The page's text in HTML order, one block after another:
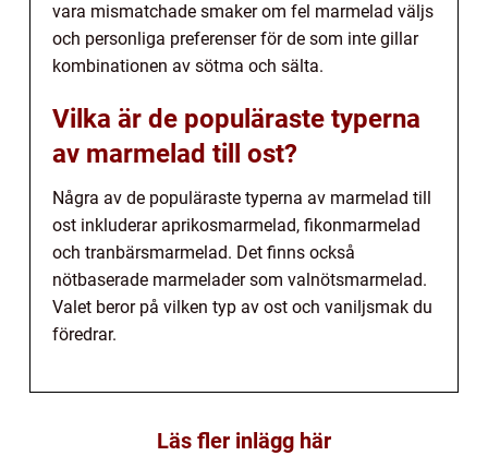
vara mismatchade smaker om fel marmelad väljs
och personliga preferenser för de som inte gillar
kombinationen av sötma och sälta.
Vilka är de populäraste typerna
av marmelad till ost?
Några av de populäraste typerna av marmelad till
ost inkluderar aprikosmarmelad, fikonmarmelad
och tranbärsmarmelad. Det finns också
nötbaserade marmelader som valnötsmarmelad.
Valet beror på vilken typ av ost och vaniljsmak du
föredrar.
Läs fler inlägg här